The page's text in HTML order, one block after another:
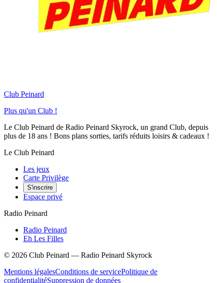
Club Peinard
Plus qu'un Club !
Le Club Peinard de Radio Peinard Skyrock, un grand Club, depuis
plus de 18 ans ! Bons plans sorties, tarifs réduits loisirs & cadeaux !
Le Club Peinard
Les jeux
Carte Privilège
S'inscrire
Espace privé
Radio Peinard
Radio Peinard
Eh Les Filles
© 2026 Club Peinard — Radio Peinard Skyrock
Mentions légalesConditions de servicePolitique de
confidentialitéSuppression de données